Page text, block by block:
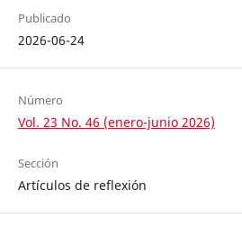
Publicado
2026-06-24
Número
Vol. 23 No. 46 (enero-junio 2026)
Sección
Artículos de reflexión